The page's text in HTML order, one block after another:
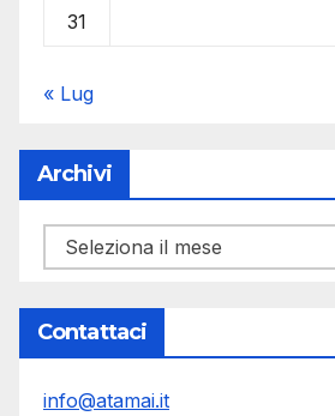
31
« Lug
Archivi
Archivi
Contattaci
info@atamai.it